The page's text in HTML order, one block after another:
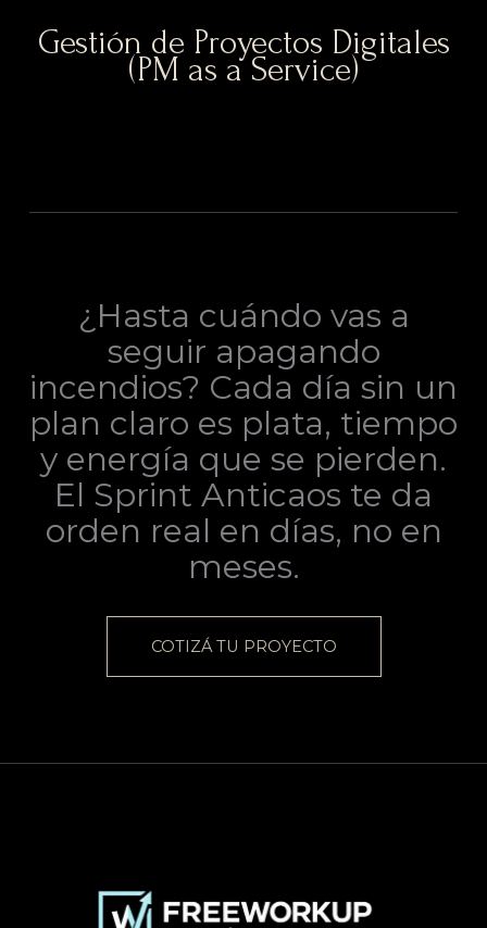
Gestión de Proyectos Digitales
(PM as a Service)
¿Hasta cuándo vas a
seguir apagando
incendios? Cada día sin un
plan claro es plata, tiempo
y energía que se pierden.
El Sprint Anticaos te da
orden real en días, no en
meses.
COTIZÁ TU PROYECTO